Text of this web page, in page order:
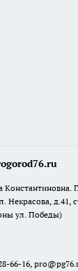
Некрасова, д.41,
ул. Победы)
66-16,